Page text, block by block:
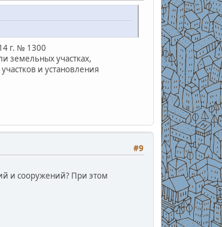
г. № 1300
земельных участках,
и установления
#9
и сооружений? При этом